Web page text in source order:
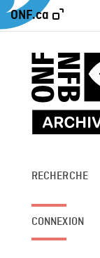
ONF.ca
RECHERCHE
CONNEXION